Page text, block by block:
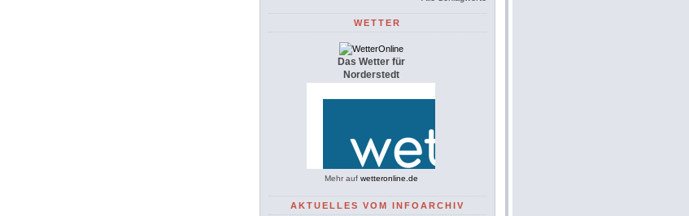
WETTER
Das Wetter für
Norderstedt
Mehr auf wetteronline.de
AKTUELLES VOM INFOARCHIV